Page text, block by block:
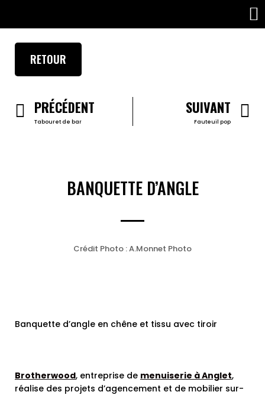
RETOUR
PRÉCÉDENT
Tabouret de bar
SUIVANT
Fauteuil pop
BANQUETTE D’ANGLE
Crédit Photo : A.Monnet Photo
Banquette d’angle en chêne et tissu avec tiroir
Brotherwood, entreprise de menuiserie à Anglet,
réalise des projets d’agencement et de mobilier sur-